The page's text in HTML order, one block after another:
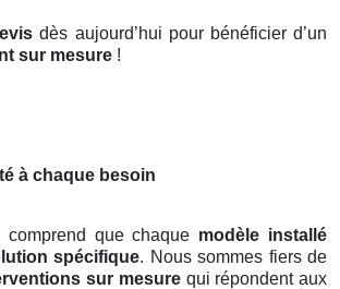
dès aujourd’hui pour bénéficier d’un
sur mesure !
à chaque besoin
comprend que chaque modèle installé
spécifique. Nous sommes fiers de
sur mesurequi répondent aux